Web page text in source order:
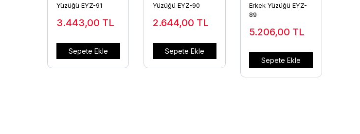
Yüzüğü EYZ-91
3.443,00 TL
Sepete Ekle
Yüzüğü EYZ-90
2.644,00 TL
Sepete Ekle
Erkek Yüzüğü EYZ-
89
5.206,00 TL
Sepete Ekle